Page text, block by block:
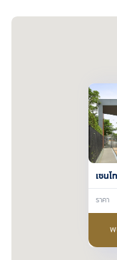
เซน
ราคา